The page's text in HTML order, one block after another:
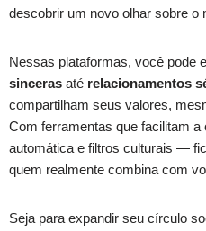
descobrir um novo olhar sobre o
Nessas plataformas, você pode
sinceras até relacionamentos
compartilham seus valores,
Com ferramentas que facilitam
automática e filtros culturais —
quem realmente combina com
Seja para expandir seu círculo